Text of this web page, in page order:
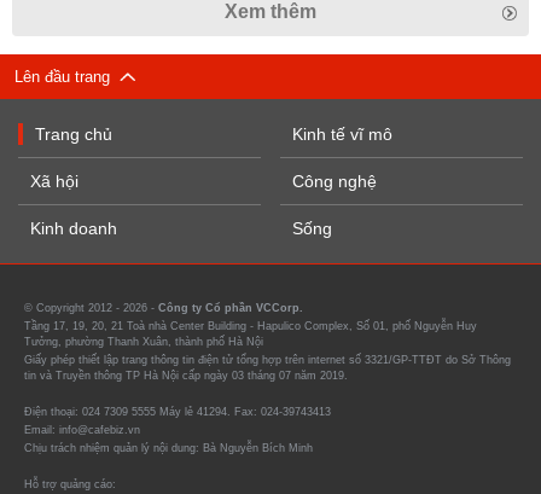
Xem thêm
Lên đầu trang
Trang chủ
Xã hội
Kinh doanh
Kinh tế vĩ mô
Công nghệ
Sống
© Copyright 2012 - 2026 - Công ty Cổ phần VCCorp.
Tầng 17, 19, 20, 21 Toà nhà Center Building - Hapulico Complex, Số 01, phố Nguyễn Huy
Tưởng, phường Thanh Xuân, thành phố Hà Nội
Giấy phép thiết lập trang thông tin điện tử tổng hợp trên internet số 3321/GP-TTĐT do Sở Thông
tin và Truyền thông TP Hà Nội cấp ngày 03 tháng 07 năm 2019.
Điện thoại: 024 7309 5555 Máy lẻ 41294. Fax: 024-39743413
Email: info@cafebiz.vn
Chịu trách nhiệm quản lý nội dung: Bà Nguyễn Bích Minh
Hỗ trợ quảng cáo: